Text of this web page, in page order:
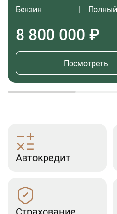
Бензин
Полный
8 800 000 ₽
Посмотреть
Автокредит